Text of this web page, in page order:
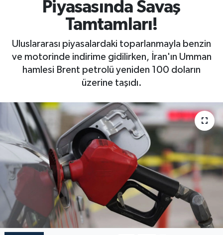
Piyasasında Savaş
Tamtamları!
Uluslararası piyasalardaki toparlanmayla benzin
ve motorinde indirime gidilirken, İran'ın Umman
hamlesi Brent petrolü yeniden 100 doların
üzerine taşıdı.